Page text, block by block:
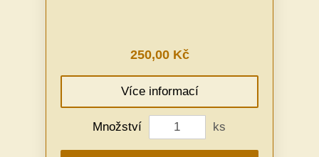
250,00 Kč
Více informací
Množství ks